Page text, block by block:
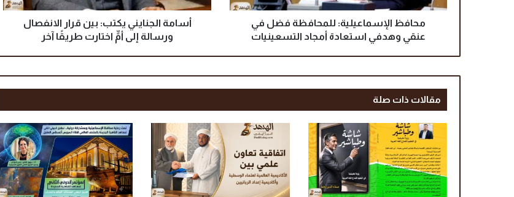
س
ل
ي
:
ل
ا
محافظ الإسماعيلية: للمحافظة فضل في
عنقي وهدفي استعادة أمجاد التسعينيات
ن
ي
ك
ب
:
ب
ن
ق
أسامة الجنايني يكتب: بين قرار الانفصال
ورسالة إلى أمٍّ اختارت طريقًا آخر
مقالات ذات صلة